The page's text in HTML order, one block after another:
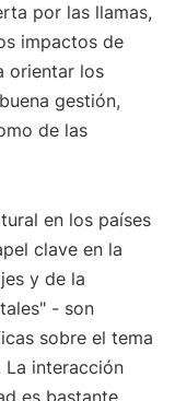
por las llamas,
impactos de
orientar los
gestión,
de las
en los países
clave en la
y de la
- son
sobre el tema
La interacción
es bastante